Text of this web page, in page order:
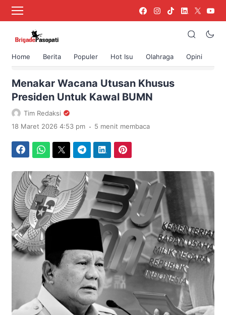
Home Berita Populer Hot Isu Olahraga Opini
›
Menakar Wacana Utusan Khusus
Presiden Untuk Kawal BUMN
Tim Redaksi
18 Maret 2026 4:53 pm . 5 menit membaca